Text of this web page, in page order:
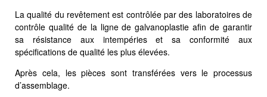
La qualité du revêtement est contrôlée par des laboratoires de
contrôle qualité de la ligne de galvanoplastie afin de garantir
sa résistance aux intempéries et sa conformité aux
spécifications de qualité les plus élevées.
Après cela, les pièces sont transférées vers le processus
d’assemblage.